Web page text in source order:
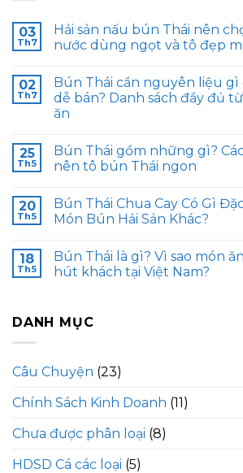
03
Th7
Hải sản nấu bún Thái nên
nước dùng ngọt và tô đẹp
02
Th7
Bún Thái cần nguyên liệu gì
dễ bán? Danh sách đầy đủ
ăn
25
Th5
Bún Thái gồm những gì?
nên tô bún Thái ngon
20
Th5
Bún Thái Chua Cay Có Gì
Món Bún Hải Sản Khác?
18
Th5
Bún Thái là gì? Vì sao món
hút khách tại Việt Nam?
DANH MỤC
Câu Chuyện (23)
Chính Sách Kinh Doanh (11)
Chưa được phân loại (8)
HDSD Cá các loại (5)